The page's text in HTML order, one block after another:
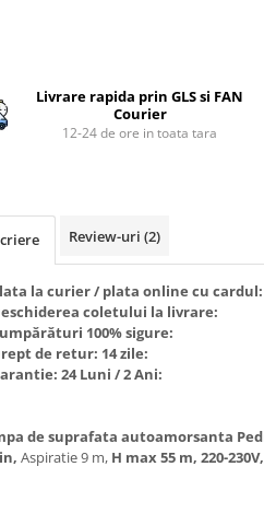
ceramice /
parchet
si rasnite
Mese pentru
Livrare rapida prin GLS si FAN
Courier
12-24 de ore in toata tara
Review-uri (2)
la curier / plata online cu cardul:
coletului la livrare:
100% sigure:
de retur: 14 zile:
24 Luni / 2 Ani:
de suprafata autoamorsanta
Aspiratie 9 m, H max 55 m, 220-